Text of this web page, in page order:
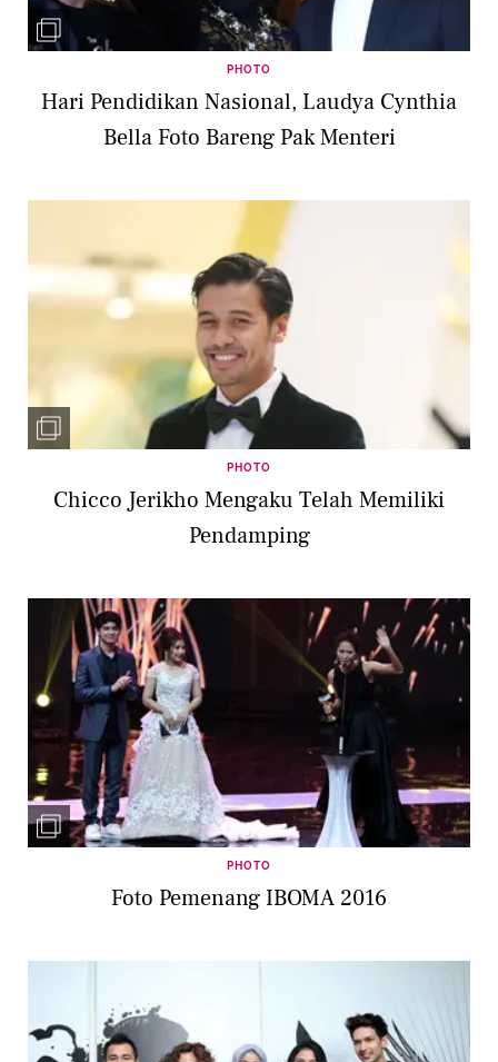
PHOTO
Hari Pendidikan Nasional, Laudya Cynthia
Bella Foto Bareng Pak Menteri
PHOTO
Chicco Jerikho Mengaku Telah Memiliki
Pendamping
PHOTO
Foto Pemenang IBOMA 2016